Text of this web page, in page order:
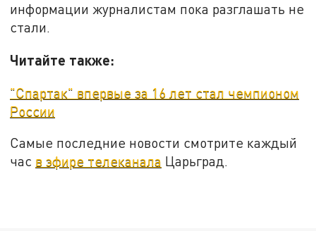
информации журналистам пока разглашать не
стали.
Читайте также:
"Спартак" впервые за 16 лет стал чемпионом
России
Самые последние новости смотрите каждый
час в эфире телеканала Царьград.